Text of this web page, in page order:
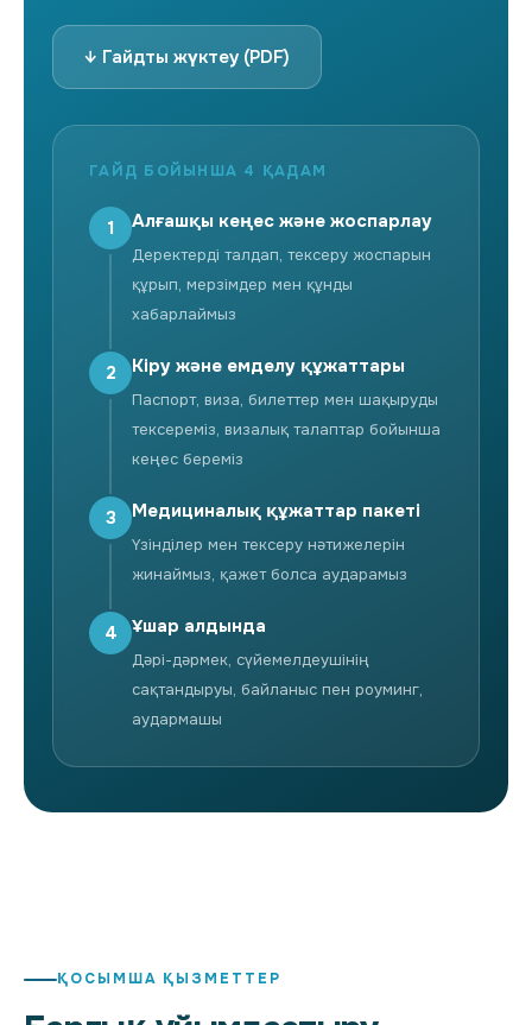
↓ Гайдты жүктеу (PDF)
ГАЙД БОЙЫНША 4 ҚАДАМ
1 Алғашқы кеңес және жоспарлау
Деректерді талдап, тексеру жоспарын
құрып, мерзімдер мен құнды
хабарлаймыз
2 Кіру және емделу құжаттары
Паспорт, виза, билеттер мен шақыруды
тексереміз, визалық талаптар бойынша
кеңес береміз
3 Медициналық құжаттар пакеті
Үзінділер мен тексеру нәтижелерін
жинаймыз, қажет болса аударамыз
4 Ұшар алдында
Дәрі-дәрмек, сүйемелдеушінің
сақтандыруы, байланыс пен роуминг,
аудармашы
ҚОСЫМША ҚЫЗМЕТТЕР